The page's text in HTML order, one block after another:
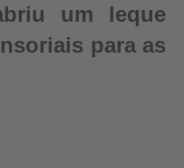
um leque
para as